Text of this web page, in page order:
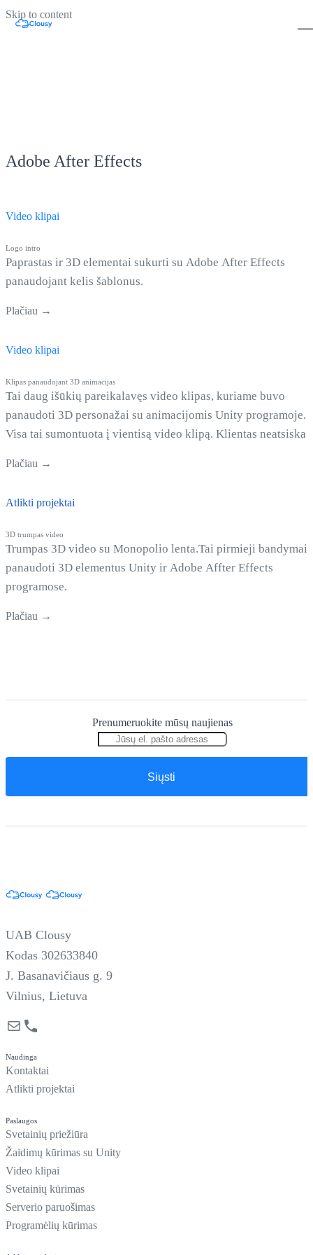
Skip to content
Adobe After Effects
Video klipai
Logo intro
Paprastas ir 3D elementai sukurti su Adobe After Effects
panaudojant kelis šablonus.
Plačiau →
Video klipai
Klipas panaudojant 3D animacijas
Tai daug išūkių pareikalavęs video klipas, kuriame buvo
panaudoti 3D personažai su animacijomis Unity programoje.
Visa tai sumontuota į vientisą video klipą. Klientas
Plačiau →
Atlikti projektai
3D trumpas video
Trumpas 3D video su Monopolio lenta.Tai pirmieji bandymai
panaudoti 3D elementus Unity ir Adobe Affter Effects
programose.
Plačiau →
Prenumeruokite mūsų naujienas
UAB Clousy
Kodas 302633840
J. Basanavičiaus g. 9
Vilnius, Lietuva
MailPhone
Naudinga
Kontaktai
Atlikti projektai
Paslaugos
Svetainių priežiūra
Žaidimų kūrimas su Unity
Video klipai
Svetainių kūrimas
Serverio paruošimas
Programėlių kūrimas